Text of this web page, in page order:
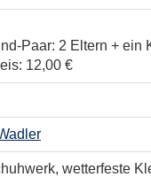
Paar: 2 Eltern + ein
12,00 €
wetterfeste